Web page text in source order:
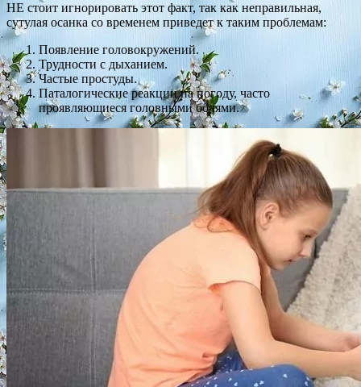
НЕ стоит игнорировать этот факт, так как неправильная,
сутулая осанка со временем приведет к таким проблемам:
Появление головокружений.
Трудности с дыханием.
Частые простуды.
Паталогические реакции на погоду, часто
проявляющиеся головными болями.